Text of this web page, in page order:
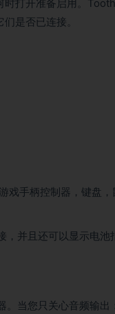
打开准备启用。
是否已连接。
戏手柄控制器，键盘
并且还可以显示电池
当您只关心音频输出